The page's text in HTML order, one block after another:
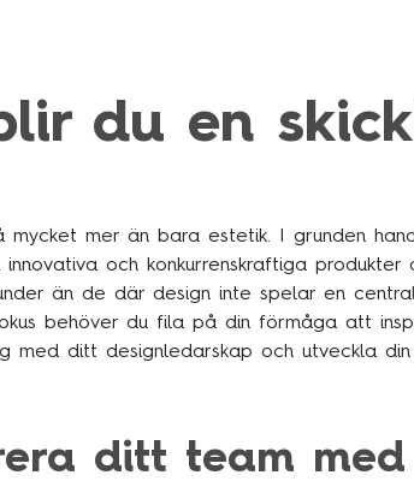
du en
mycket mer än bara estetik. I grunden
innovativa och konkurrenskraftiga
än de där design inte spelar en
behöver du fila på din förmåga att
med ditt designledarskap och utveckla
ditt team